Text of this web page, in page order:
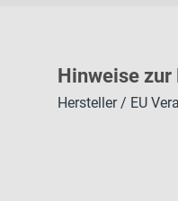
Hinweise zur
Hersteller / EU